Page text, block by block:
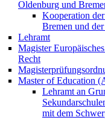
Oldenburg und
Kooperation
Bremen und
Lehramt
Magister
Recht
Master of Education
Lehramt an
mit dem